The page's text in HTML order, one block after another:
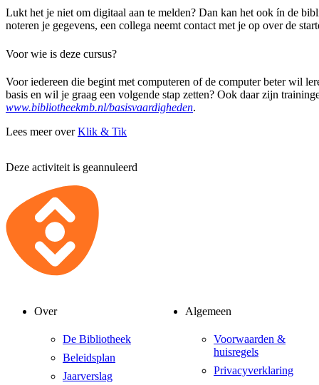
Lukt het je niet om digitaal aan te melden? Dan kan het ook ín de
noteren je gegevens, een collega neemt contact met je op over de
Voor wie is deze cursus?
Voor iedereen die begint met computeren of de computer beter wil
basis en wil je graag een volgende stap zetten? Ook daar zijn
www.bibliotheekmb.nl/basisvaardigheden.
Lees meer overKlik & Tik
Deze activiteit is geannuleerd
Over
De Bibliotheek
Beleidsplan
Jaarverslag
Algemeen
Voorwaarden &
huisregels
Privacyverklaring